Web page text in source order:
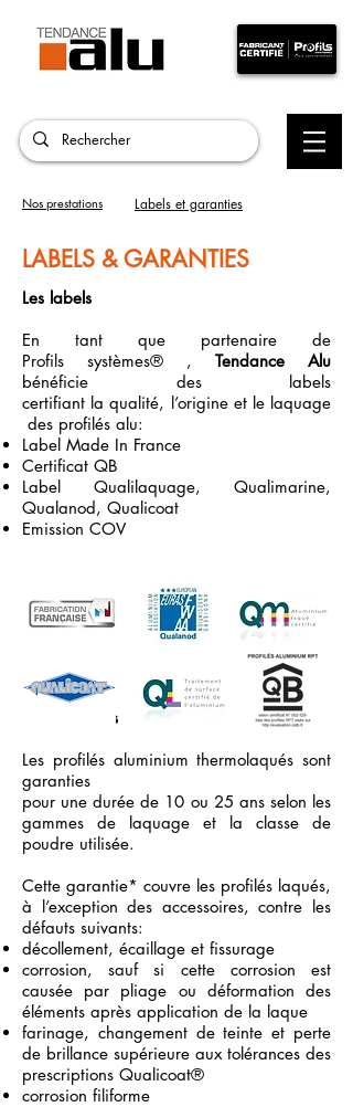
Nos prestations Labels et garanties
LABELS & GARANTIES
Les labels
En tant que partenaire de
Profils systèmes® , Tendance Alu
bénéficie des labels
certifiant la qualité, l’origine et le laquage
des profilés alu:
Label Made In France
Certificat QB
Label Qualilaquage, Qualimarine,
Qualanod, Qualicoat
Emission COV
Les garanties
Les profilés aluminium thermolaqués sont
garanties
pour une durée de 10 ou 25 ans selon les
gammes de laquage et la classe de
poudre utilisée.
Cette garantie* couvre les profilés laqués,
à l’exception des accessoires, contre les
défauts suivants:
décollement, écaillage et fissurage
corrosion, sauf si cette corrosion est
causée par pliage ou déformation des
éléments après application de la laque
farinage, changement de teinte et perte
de brillance supérieure aux tolérances des
prescriptions Qualicoat®
corrosion filiforme